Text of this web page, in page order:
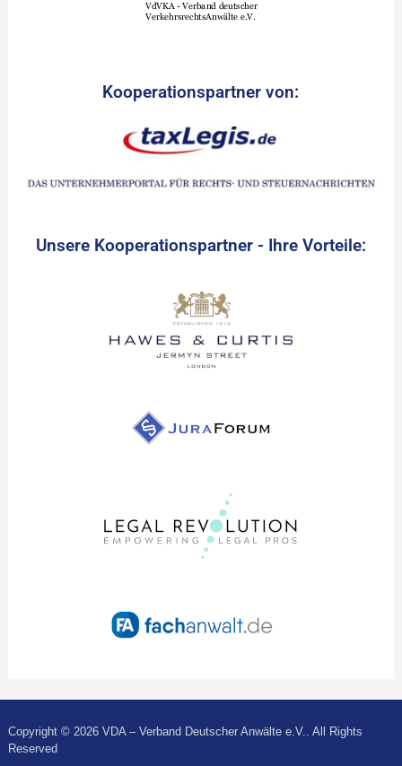
Kooperationspartner von:
Unsere Kooperationspartner - Ihre Vorteile:
Copyright © 2026 VDA – Verband Deutscher Anwälte e.V.. All Rights
Reserved